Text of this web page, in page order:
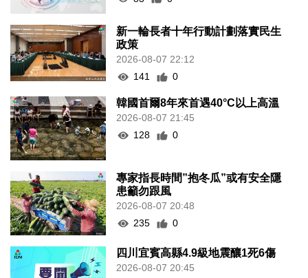
新一輪長者十年行動計劃落實民生
政策
2026-08-07 22:12
141
0
韓國首爾8年來首遇40°C以上高溫
2026-08-07 21:45
128
0
專家指長時間”抱冬瓜”或有安全隱
患籲勿跟風
2026-08-07 20:48
235
0
四川宜賓高縣4.9級地震釀1死6傷
2026-08-07 20:45